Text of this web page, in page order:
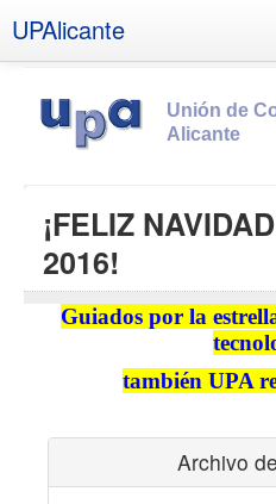
UPAlicante
Unión de
Alicante
Información
Estatutos
Documentos
UPSANA
PROA
¡FELIZ
2016!
Guiados por la
también UPA
Archivo